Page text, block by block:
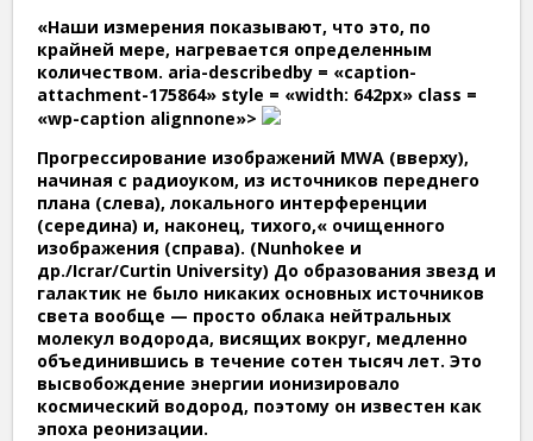
«Наши измерения показывают, что это, по
крайней мере, нагревается определенным
количеством. aria-describedby = «caption-
attachment-175864» style = «width: 642px» class =
«wp-caption alignnone»>
Прогрессирование изображений MWA (вверху),
начиная с радиоуком, из источников переднего
плана (слева), локального интерференции
(середина) и, наконец, тихого,« очищенного
изображения (справа). (Nunhokee и
др./Icrar/Curtin University) До образования звезд и
галактик не было никаких основных источников
света вообще — просто облака нейтральных
молекул водорода, висящих вокруг, медленно
объединившись в течение сотен тысяч лет. Это
высвобождение энергии ионизировало
космический водород, поэтому он известен как
эпоха реонизации.